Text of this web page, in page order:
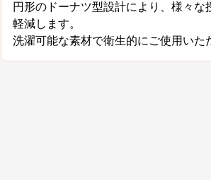
円形のドーナツ型設計により、様々
軽減します。
洗濯可能な素材で衛生的にご使用いた